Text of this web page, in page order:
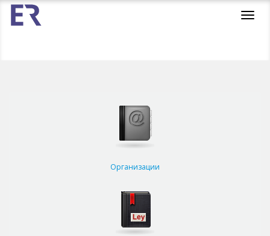
Организации